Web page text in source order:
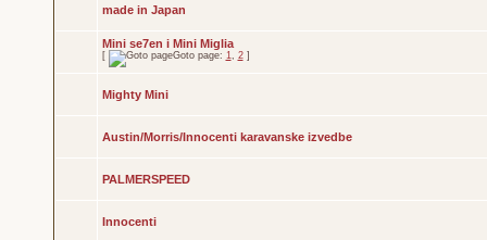
made in Japan
Mini se7en i Mini Miglia
[ Goto page: 1, 2]
Mighty Mini
Austin/Morris/Innocenti karavanske izvedbe
PALMERSPEED
Innocenti